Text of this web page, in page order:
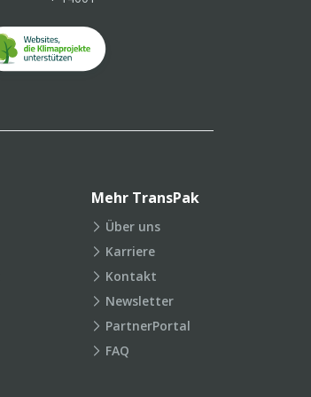
Mehr TransPak
Über uns
Karriere
Kontakt
Newsletter
PartnerPortal
FAQ